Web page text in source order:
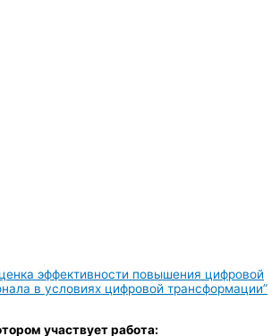
эффективности повышения цифровой
в условиях цифровой трансформации”
участвует работа: